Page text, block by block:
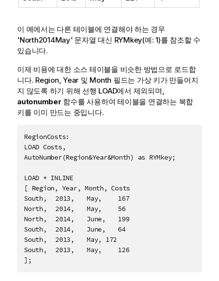
이 예에서는 다른 테이블에 연결해야 하는 경우
'North2014May' 문자열 대신 RYMkey(예: 1)를 참조할 수
있습니다.
이제 비용에 대한 소스 테이블을 비슷한 방법으로 로드합
니다. Region Year 및 Month 필드는 가상 키가 만들어지
지 않도록 하기 위해 선행 LOAD에서 제외되며,
autonumber 함수를 사용하여 테이블을 연결하는 복합
키를 이미 만드는 중입니다.
RegionCosts:
LOAD Costs,
AutoNumber(Region&Year&Month) as RYMkey;
LOAD * INLINE
[ Region, Year, Month, Costs
South,	2013,	May,	167
North,	2014,	May,	56
North,	2014,	June,	199
South,	2014,	June,	64
South,	2013,	May, 172
South,	2013,	May,	126
];